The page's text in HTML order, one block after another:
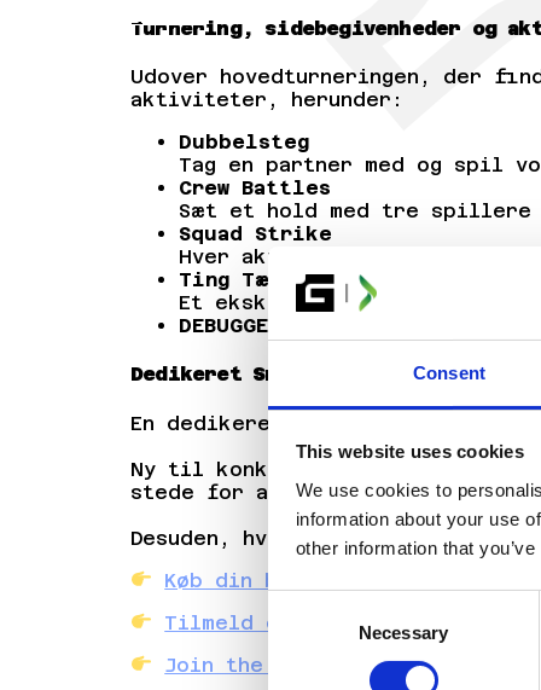
Consent
This website uses cookies
We use cookies to
information about your use
other information that
Selection
Necessary
Turnering, sidebegivenheder og
Udover hovedturneringen, der
aktiviteter, herunder:
Dubbelsteg
Tag en partner med og spil
Crew Battles
Sæt et hold med tre spillere
Squad Strike
Hver akt er en ny karakter.
Ting Tændt
Et eksklusivt Glitched-
DEBUGGERS Ladder Serie
Dedikeret Smash-overflade
En dedikeret Smash-bane til
Ny til konkurrencedygtig
stede for at hjælpe!
Desuden, hvis der er 50+
Køb din billet her
Tilmeld dig her
Join the Discord here